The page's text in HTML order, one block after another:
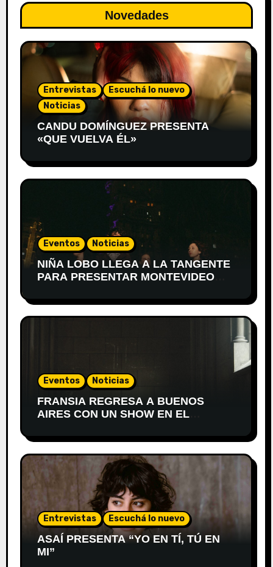
Novedades
Entrevistas
Escuchá lo nuevo
Noticias
CANDU DOMÍNGUEZ PRESENTA
«QUE VUELVA ÉL»
Eventos Noticias
NIÑA LOBO LLEGA A LA TANGENTE
PARA PRESENTAR MONTEVIDEO
Eventos Noticias
FRANSIA REGRESA A BUENOS
AIRES CON UN SHOW EN EL
Entrevistas Escuchá lo nuevo
ASAÍ PRESENTA “YO EN TÍ, TÚ EN
MI”